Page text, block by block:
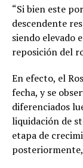
“Si bien este
descendente
siendo elevado
reposición del
En efecto, el
fecha, y se
diferenciados
liquidación de
etapa de